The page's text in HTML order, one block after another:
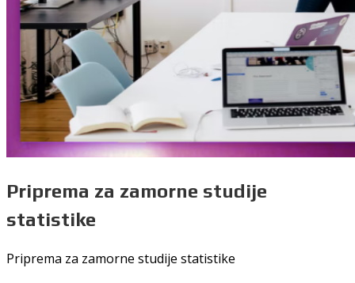
Priprema za zamorne studije
statistike
Priprema za zamorne studije statistike